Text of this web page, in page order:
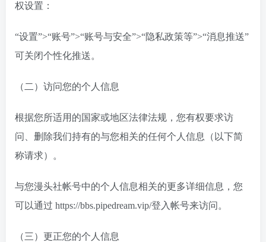
权设置：
“设置”>“账号”>“账号与安全”>“隐私政策等”>“消息推送”
可关闭个性化推送。
（二）访问您的个人信息
根据您所适用的国家或地区法律法规，您有权要求访
问、删除我们持有的与您相关的任何个人信息（以下简
称请求）。
与您漫头社帐号中的个人信息相关的更多详细信息，您
可以通过 https://bbs.pipedream.vip/登入帐号来访问。
（三）更正您的个人信息